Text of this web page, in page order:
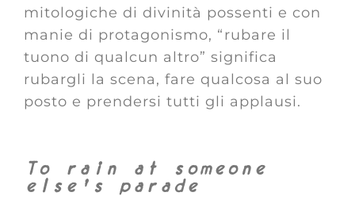
mitologiche di divinità possenti e con
manie di protagonismo, “rubare il
tuono di qualcun altro” significa
rubargli la scena, fare qualcosa al suo
posto e prendersi tutti gli applausi.
To rain at someone
else’s parade